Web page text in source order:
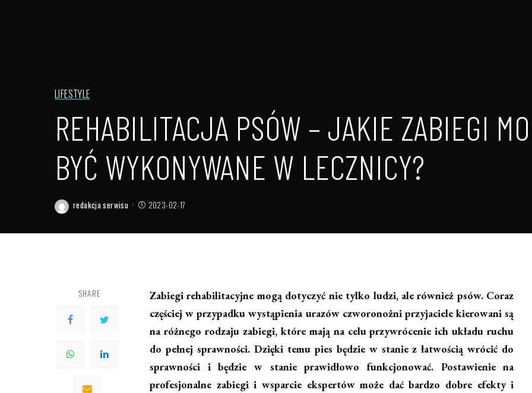
LIFESTYLE
REHABILITACJA PSÓW – JAKIE ZABIEGI
BYĆ WYKONYWANE W LECZNICY?
Posted
redakcja serwisu 2023-02-17
SHARE
Zabiegi rehabilitacyjne mogą dotyczyć nie tylko ludzi, ale również psów. Coraz
częściej w przypadku wystąpienia urazów czworonożni przyjaciele kierowani są
na różnego rodzaju zabiegi, które mają na celu przywrócenie ich układu ruchu
do pełnej sprawności. Dzięki temu pies będzie w stanie z łatwością wrócić do
sprawności i będzie w stanie prawidłowo funkcjonować. Postawienie na
profesjonalne zabiegi i wsparcie ekspertów może dać bardzo dobre efekty i